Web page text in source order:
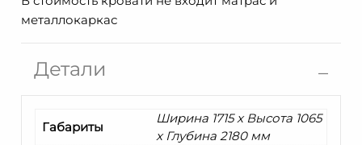
Фелиция
ММ-444-
02/16М
металлокаркас
Детали
Габариты
Ширина 1715 x Высота 1065
x Глубина 2180 мм